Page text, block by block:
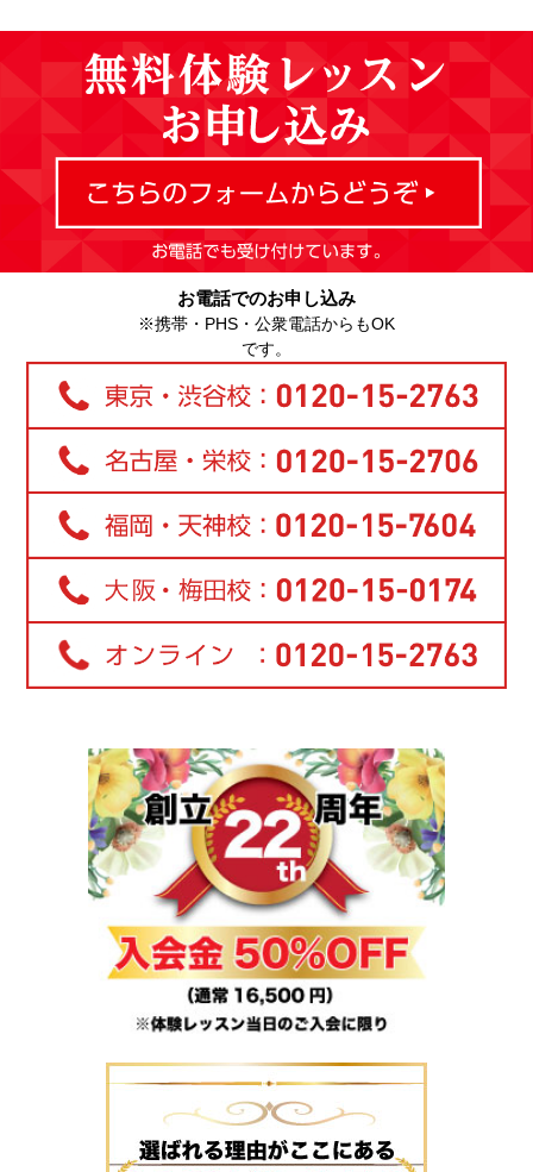
お電話でのお申し込み
※携帯・PHS・公衆電話からもOK
です。